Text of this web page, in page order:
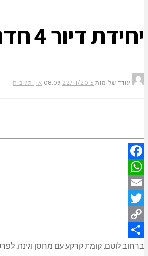
יחידת דיור 4 חדרים
עודד שלומות 22/11/2015
08:09 אין תגובות
Facebook
WhatsApp
Email
Twitter
Copy
Link
Share
ברחוב לוטם, קומת קרקע עם מחסן וגינה.